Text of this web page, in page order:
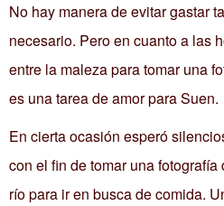
No hay manera de evitar gastar
necesario. Pero en cuanto a las
entre la maleza para tomar una
es una tarea de amor para Suen.
En cierta ocasión esperó
con el fin de tomar una
río para ir en busca de comida.